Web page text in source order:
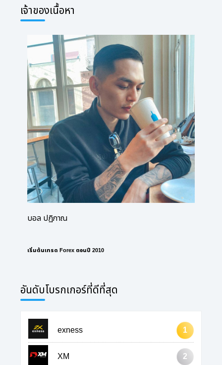
เจ้าของเนื้อหา
บอล ปฏิภาณ
เริ่มต้นเทรด Forex ตอนปี 2010
อันดับโบรกเกอร์ที่ดีที่สุด
exness 1
XM 2